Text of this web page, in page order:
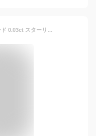
[ティファニー] TIFFANY ダイヤモンド 0.03ct スターリング シルバー エルサ・ペレッティ ダイヤモンド バイ ザ ヤード ペンダント・ネックレス 24944387 [並行輸入品]